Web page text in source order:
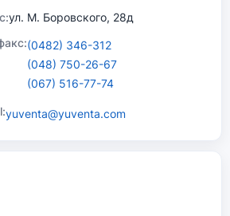
ул. М. Боровского, 28д
(0482) 346-312
(048) 750-26-67
(067) 516-77-74
yuventa@yuventa.com